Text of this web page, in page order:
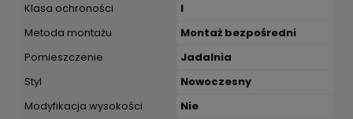
Klasa ochroności
I
Metoda montażu
Montaż bezpośredni
Pomieszczenie
Jadalnia
Styl
Nowoczesny
Modyfikacja wysokości
Nie